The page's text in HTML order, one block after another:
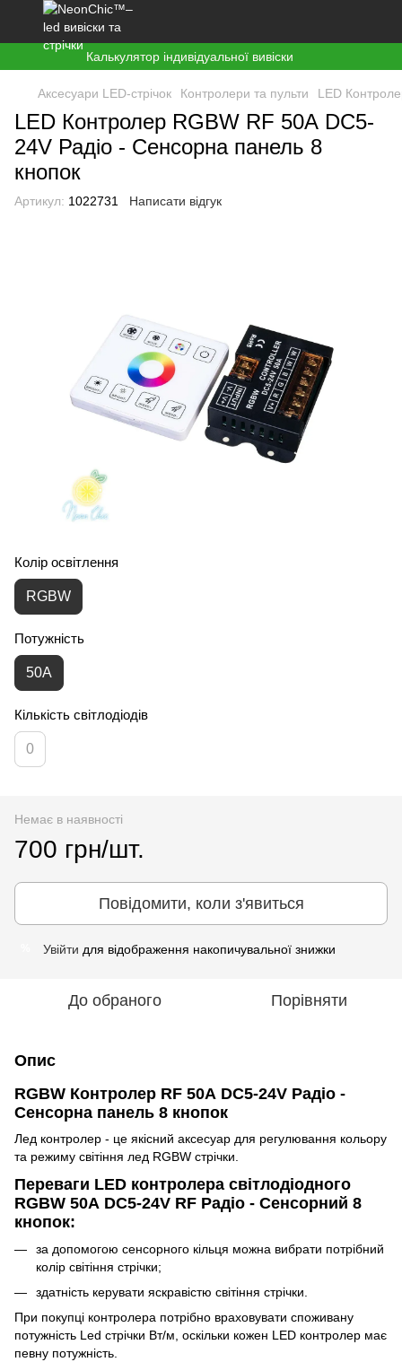
Калькулятор індивідуальної вивіски
Аксесуари LED-стрічок Контролери та пульти LED
LED Контролер RGBW RF 50А DC5-
24V Радіо - Сенсорна панель 8
кнопок
Артикул: 1022731 Написати відгук
Колір освітлення
RGBW
Потужність
50A
Кількість світлодіодів
0
Немає в наявності
700 грн/шт.
Повідомити, коли з'явиться
Увійти для відображення накопичувальної знижки
До обраного Порівняти
Опис
RGBW Контролер RF 50А DC5-24V Радіо -
Сенсорна панель 8 кнопок
Лед контролер - це якісний аксесуар для регулювання кольору
та режиму світіння лед RGBW стрічки.
Переваги LED контролера світлодіодного
RGBW 50А DC5-24V RF Радіо - Сенсорний 8
кнопок:
за допомогою сенсорного кільця можна вибрати потрібний
колір світіння стрічки;
здатність керувати яскравістю світіння стрічки.
При покупці контролера потрібно враховувати споживану
потужність Led стрічки Вт/м, оскільки кожен LED контролер має
певну потужність.